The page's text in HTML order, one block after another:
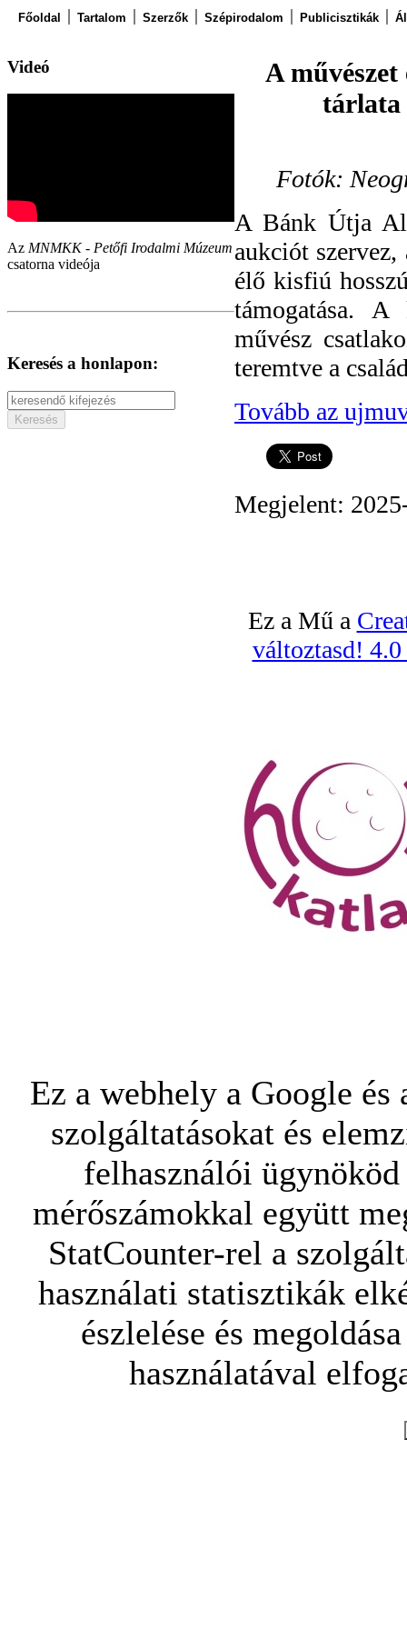
Főoldal Tartalom Szerzők Szépirodalom Publicisztikák
Videó
Az MNMKK - Petőfi Irodalmi Múzeum
csatorna videója
Keresés a honlapon:
A
tárlata
Fotók:
A Bánk Útja
aukciót
élő kisfiú
támogatása. A
művész
teremtve a
Tovább az
Megjelent:
Ez a Mű a
változtasd!
Ez a webhely a Google
szolgáltatásokat és
felhasználói
mérőszámokkal együtt
StatCounter-rel a
használati statisztikák
észlelése és
használatával